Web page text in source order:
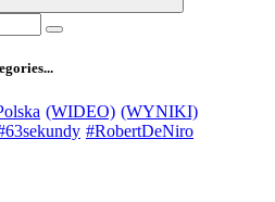
(WIDEO) (WYNIKI)
#RobertDeNiro